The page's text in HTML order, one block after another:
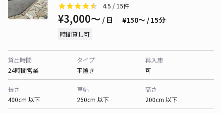
4.5 / 15件
¥3,000〜 / 日 ¥150〜 / 15分
時間貸し可
貸出時間
24時間営業
タイプ
平置き
再入庫
可
長さ
400cm 以下
車幅
260cm 以下
高さ
200cm 以下